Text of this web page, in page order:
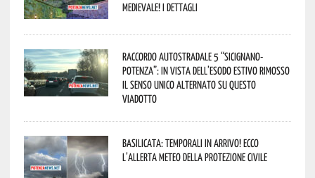
Medievale! I dettagli
Raccordo Autostradale 5 “Sicignano-
Potenza”: in vista dell’esodo estivo rimosso
il senso unico alternato su questo
viadotto
Basilicata: temporali in arrivo! Ecco
l’allerta meteo della Protezione civile